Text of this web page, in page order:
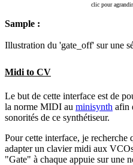
clic pour agrandir
Sample :
Illustration du 'gate_off' sur une
Midi to CV
Le but de cette interface est de
la norme MIDI au minisynth afin
sonorités de ce synthétiseur.
Pour cette interface, je recherche
adapter un clavier midi aux
"Gate" à chaque appuie sur une